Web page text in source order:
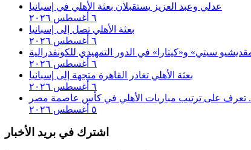
عدلي وعبد العزيز يستقبلان بعثة الأهلي في إسبانيا
٦ أغسطس ٢٠٢٦
بعثة الأهلي تصل إلى إسبانيا
٦ أغسطس ٢٠٢٦
سيتي» و«كيتارا» في الدور التمهيدي للكونفدرالية
٦ أغسطس ٢٠٢٦
بعثة الأهلي تغادر القاهرة متجهة إلى إسبانيا
٦ أغسطس ٢٠٢٦
تعرف على ترتيب مباريات الأهلي في كأس عاصمة مصر
٥ أغسطس ٢٠٢٦
اشترك في بريد الأخبار